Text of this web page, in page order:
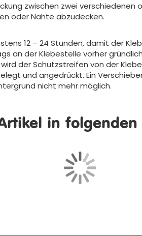
zwischen zwei verschiedenen
oder Nähte abzudecken.
12 – 24 Stunden, damit der
an der Klebestelle vorher
der Schutzstreifen von der
und angedrückt. Ein
nicht mehr möglich.
in folgenden